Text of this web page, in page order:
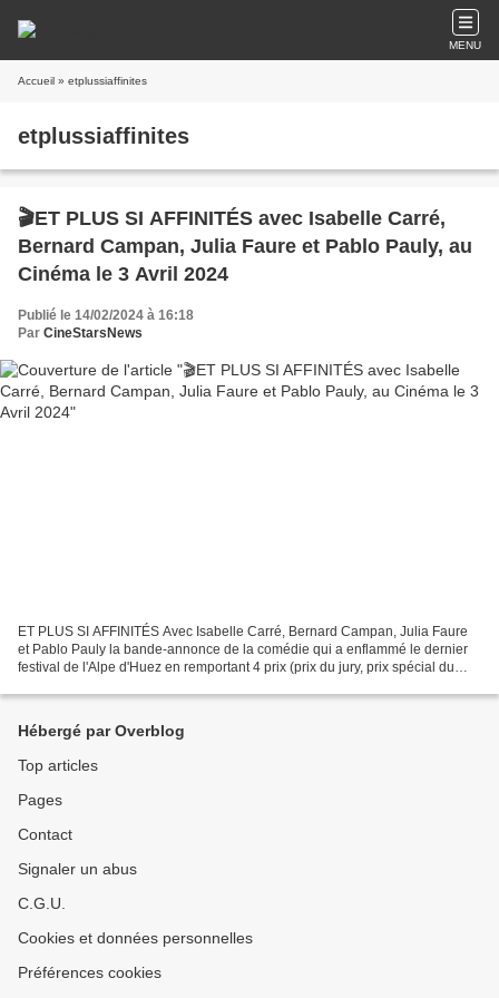
MENU
Accueil » etplussiaffinites
etplussiaffinites
🎬ET PLUS SI AFFINITÉS avec Isabelle Carré,
Bernard Campan, Julia Faure et Pablo Pauly, au
Cinéma le 3 Avril 2024
Publié le 14/02/2024 à 16:18
Par CineStarsNews
ET PLUS SI AFFINITÉS Avec Isabelle Carré, Bernard Campan, Julia Faure
et Pablo Pauly la bande-annonce de la comédie qui a enflammé le dernier
festival de l'Alpe d'Huez en remportant 4 prix (prix du jury, prix spécial du
Hébergé par Overblog
Top articles
Pages
Contact
Signaler un abus
C.G.U.
Cookies et données personnelles
Préférences cookies